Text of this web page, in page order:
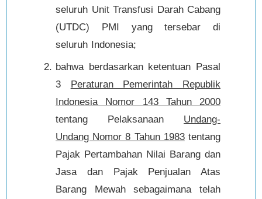
seluruh Unit Transfusi Darah Cabang
(UTDC) PMI yang tersebar di
seluruh Indonesia;
bahwa berdasarkan ketentuan Pasal
3 Peraturan Pemerintah Republik
Indonesia Nomor 143 Tahun 2000
tentang Pelaksanaan Undang-
Undang Nomor 8 Tahun 1983tentang
Pajak Pertambahan Nilai Barang dan
Jasa dan Pajak Penjualan Atas
Barang Mewah sebagaimana telah